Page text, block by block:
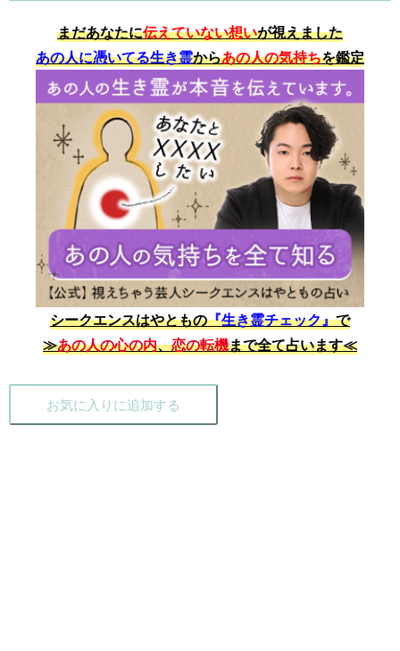
まだあなたに伝えていない想いが視えました
あの人に憑いてる生き霊からあの人の気持ちを鑑定
シークエンスはやともの『生き霊チェック』で
≫あの人の心の内、恋の転機まで全て占います≪
お気に入りに追加する